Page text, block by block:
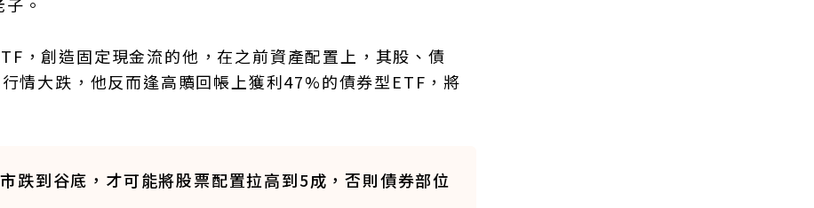
，創造固定現金流的他，在之前資產配置上，其股、債
情大跌，他反而逢高贖回帳上獲利47%的債券型ETF，將
跌到谷底，才可能將股票配置拉高到5成，否則債券部位